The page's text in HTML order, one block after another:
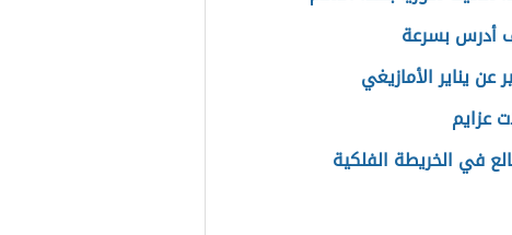
أدرس بسرعة
عن يناير الأمازيغي
عزايم
في الخريطة الفلكية